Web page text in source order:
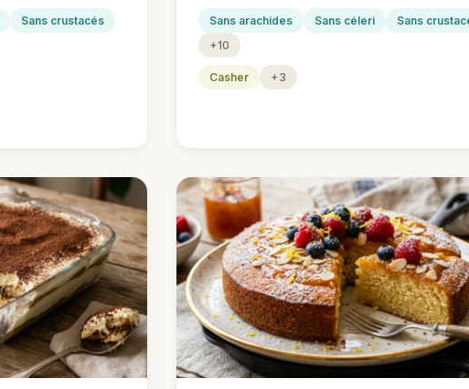
Sans crustacés
Sans arachides Sans céleri
Sans
+10
Casher +3